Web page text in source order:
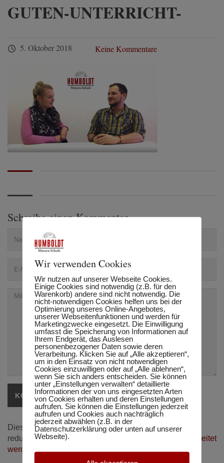
GUTEN-UNTERRICHT-
5. Oktober 2018 Keine Kommentare
Schreibe einen Kommentar
Diese Website verwendet Akismet, um Spam zu
reduzieren.Erfahre, wie deine Kommentardaten verarbeitet
werden.
Wir verwenden Cookies
Wir nutzen auf unserer Webseite Cookies.
Einige Cookies sind notwendig (z.B. für den
Warenkorb) andere sind nicht notwendig. Die
nicht-notwendigen Cookies helfen uns bei der
Optimierung unseres Online-Angebotes,
unserer Webseitenfunktionen und werden für
Marketingzwecke eingesetzt. Die Einwilligung
umfasst die Speicherung von Informationen auf
Ihrem Endgerät, das Auslesen
personenbezogener Daten sowie deren
Verarbeitung. Klicken Sie auf „Alle akzeptieren“,
um in den Einsatz von nicht notwendigen
Cookies einzuwilligen oder auf „Alle ablehnen“,
wenn Sie sich anders entscheiden. Sie können
unter „Einstellungen verwalten“ detaillierte
Informationen der von uns eingesetzten Arten
von Cookies erhalten und deren Einstellungen
aufrufen. Sie können die Einstellungen jederzeit
aufrufen und Cookies auch nachträglich
jederzeit abwählen (z.B. in der
Datenschutzerklärung oder unten auf unserer
Webseite).